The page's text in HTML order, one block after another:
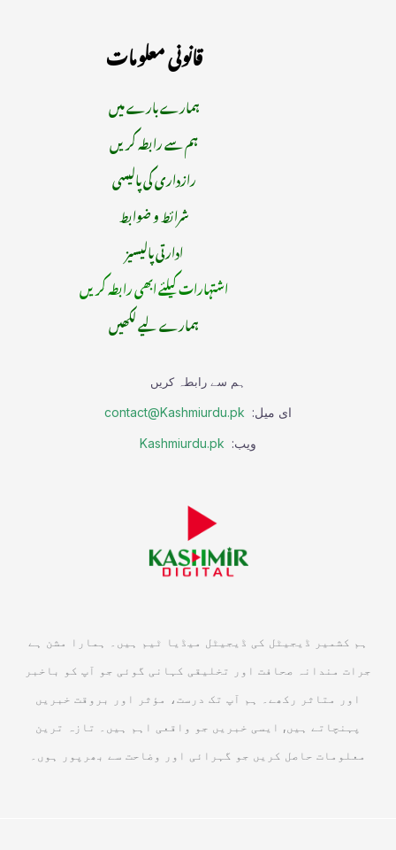
قانونی معلومات
ہمارے بارے میں
ہم سے رابطہ کریں
رازداری کی پالیسی
شرائط و ضوابط
ادارتی پالیسیز
اشتہارات کیلئے ابھی رابطہ کریں
ہمارے لیے لکھیں
ہم سے رابطہ کریں
ای میل: contact@Kashmiurdu.pk
ویب: Kashmiurdu.pk
ہم کشمیر ڈیجیٹل کی ڈیجیٹل میڈیا ٹیم ہیں۔ ہمارا مشن ہے
جرات مندانہ صحافت اور تخلیقی کہانی گوئی جو آپ کو باخبر
اور متاثر رکھے۔ ہم آپ تک درست، مؤثر اور بروقت خبریں
پہنچاتے ہیں, ایسی خبریں جو واقعی اہم ہیں۔ تازہ ترین
معلومات حاصل کریں جو گہرائی اور وضاحت سے بھرپور ہوں۔